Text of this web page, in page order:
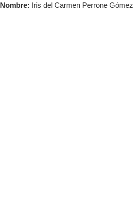
Saltar
Nombre: Iris del Carmen Perrone Gómez